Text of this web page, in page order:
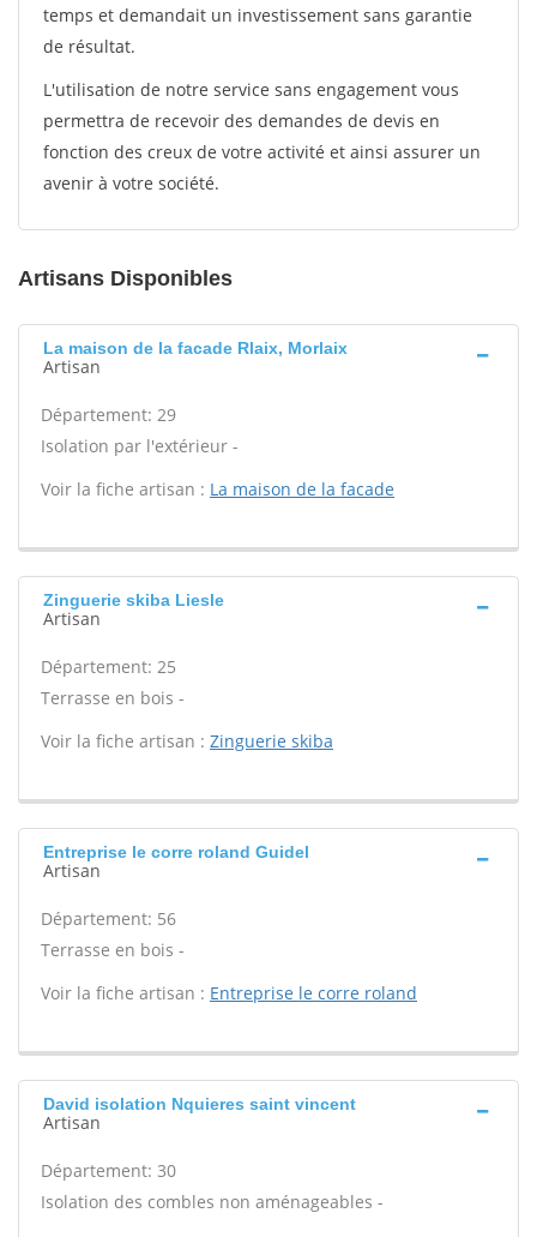
temps et demandait un investissement sans garantie
de résultat.
L'utilisation de notre service sans engagement vous
permettra de recevoir des demandes de devis en
fonction des creux de votre activité et ainsi assurer un
avenir à votre société.
Artisans Disponibles
La maison de la facade Rlaix, Morlaix
Artisan
Département: 29
Isolation par l'extérieur -
Voir la fiche artisan : La maison de la facade
Zinguerie skiba Liesle
Artisan
Département: 25
Terrasse en bois -
Voir la fiche artisan : Zinguerie skiba
Entreprise le corre roland Guidel
Artisan
Département: 56
Terrasse en bois -
Voir la fiche artisan : Entreprise le corre roland
David isolation Nquieres saint vincent
Artisan
Département: 30
Isolation des combles non aménageables -